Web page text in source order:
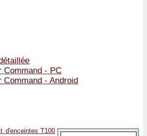
Command - PC
Command - Android
d'enceintes T100